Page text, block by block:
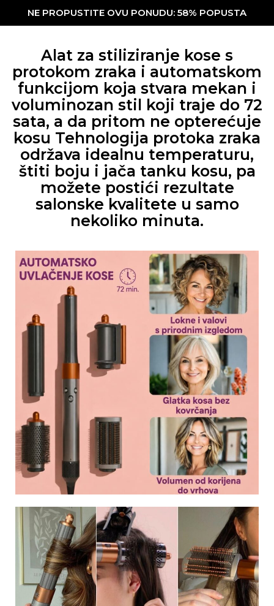
NE PROPUSTITE OVU PONUDU: 58% POPUSTA
Alat za stiliziranje kose s
protokom zraka i automatskom
funkcijom koja stvara mekan i
voluminozan stil koji traje do 72
sata, a da pritom ne opterećuje
kosu Tehnologija protoka zraka
održava idealnu temperaturu,
štiti boju i jača tanku kosu, pa
možete postići rezultate
salonske kvalitete u samo
nekoliko minuta.